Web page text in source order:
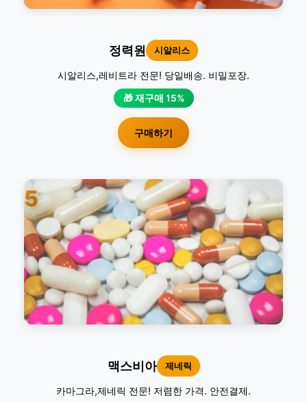
정력원 시알리스
시알리스,레비트라 전문! 당일배송. 비밀포장.
🎁 재구매 15%
구매하기
5
맥스비아 제네릭
카마그라,제네릭 전문! 저렴한 가격. 안전결제.